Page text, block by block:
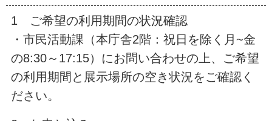
1 ご希望の利用期間の状況確認
・市民活動課（本庁舎2階：祝日を除く月~金
の8:30～17:15）にお問い合わせの上、ご希望
の利用期間と展示場所の空き状況をご確認く
ださい。